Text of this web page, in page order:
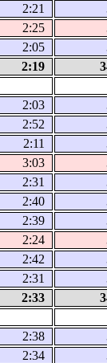
2:21
2:25
2:05
2:19
2:03
2:52
2:11
3:03
2:31
2:40
2:39
2:24
2:42
2:31
2:33
2:38
2:34